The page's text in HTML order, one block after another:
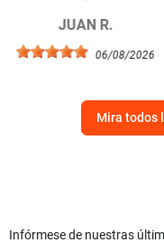
Mira todos
Infórmese de nuestras